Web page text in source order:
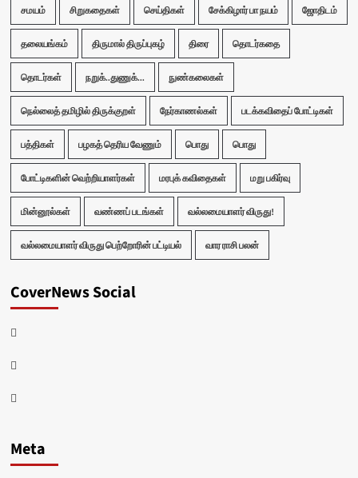
சமயம் சிறுகதைகள் செய்திகள் சேக்கிழார் பா நயம் ஜோதிடம்
தலையங்கம் திருமால் திருப்புகழ் திரை தொடர்கதை
தொடர்கள் நறுக்..துணுக்... நுண்கலைகள்
நெல்லைத் தமிழில் திருக்குறள் நேர்காணல்கள் படக்கவிதைப் போட்டிகள்
பத்திகள் பழகத் தெரிய வேணும் பொது பொது
போட்டிகளின் வெற்றியாளர்கள் மரபுக் கவிதைகள் மறு பகிர்வு
மின்னூல்கள் வண்ணப் படங்கள் வல்லமையாளர் விருது!
வல்லமையாளர் விருது பெற்றோரின் பட்டியல் வார ராசி பலன்
CoverNews Social
Facebook
Twitter
Youtube
Meta